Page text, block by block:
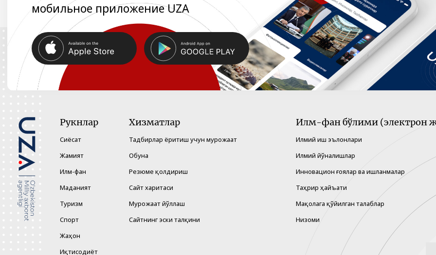
мобильное приложение UZA
Рукнлар
Сиёсат
Жамият
Илм-фан
Маданият
Туризм
Спорт
Жаҳон
Иқтисодиёт
Хизматлар
Тадбирлар ёритиш учун мурожаат
Обуна
Резюме қолдириш
Сайт харитаси
Мурожаат йўллаш
Сайтнинг эски талқини
Илм-фан бўлими (электрон
Илмий иш эълонлари
Илмий йўналишлар
Инновацион ғоялар ва ишланмалар
Таҳрир ҳайъати
Мақолага қўйилган талаблар
Низоми